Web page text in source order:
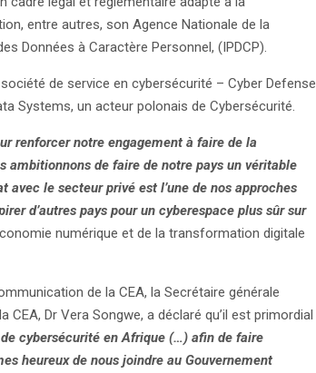
entre autres, son Agence Nationale de la
Données à Caractère Personnel, (IPDCP).
de service en cybersécurité – Cyber Defense
Systems, un acteur polonais de Cybersécurité.
renforcer notre engagement à faire de la
ambitionnons de faire de notre pays un véritable
le secteur privé est l’une de nos approches
d’autres pays pour un cyberespace plus sûr sur
numérique et de la transformation digitale
de la CEA, la Secrétaire générale
Dr Vera Songwe, a déclaré qu’il est primordial
cybersécurité en Afrique (…) afin de faire
heureux de nous joindre au Gouvernement